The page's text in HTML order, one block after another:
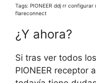
Tags: PIONEER ddj rr
flareconnect
¿Y ahora?
Si tras ver todos
PIONEER receptor